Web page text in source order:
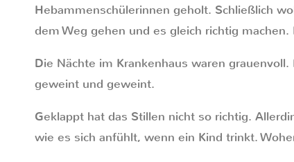
Hebammenschülerinnen geholt. Schließlich
dem Weg gehen und es gleich richtig
Die Nächte im Krankenhaus waren
geweint und geweint.
Geklappt hat das Stillen nicht so richtig.
wie es sich anfühlt, wenn ein Kind trinkt.